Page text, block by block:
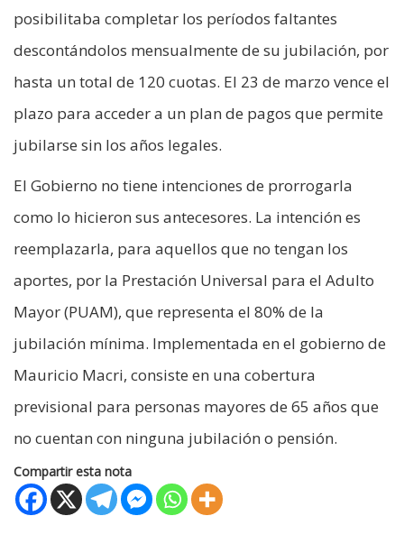
posibilitaba completar los períodos faltantes
descontándolos mensualmente de su jubilación, por
hasta un total de 120 cuotas. El 23 de marzo vence el
plazo para acceder a un plan de pagos que permite
jubilarse sin los años legales.
El Gobierno no tiene intenciones de prorrogarla
como lo hicieron sus antecesores. La intención es
reemplazarla, para aquellos que no tengan los
aportes, por la Prestación Universal para el Adulto
Mayor (PUAM), que representa el 80% de la
jubilación mínima. Implementada en el gobierno de
Mauricio Macri, consiste en una cobertura
previsional para personas mayores de 65 años que
no cuentan con ninguna jubilación o pensión.
Compartir esta nota